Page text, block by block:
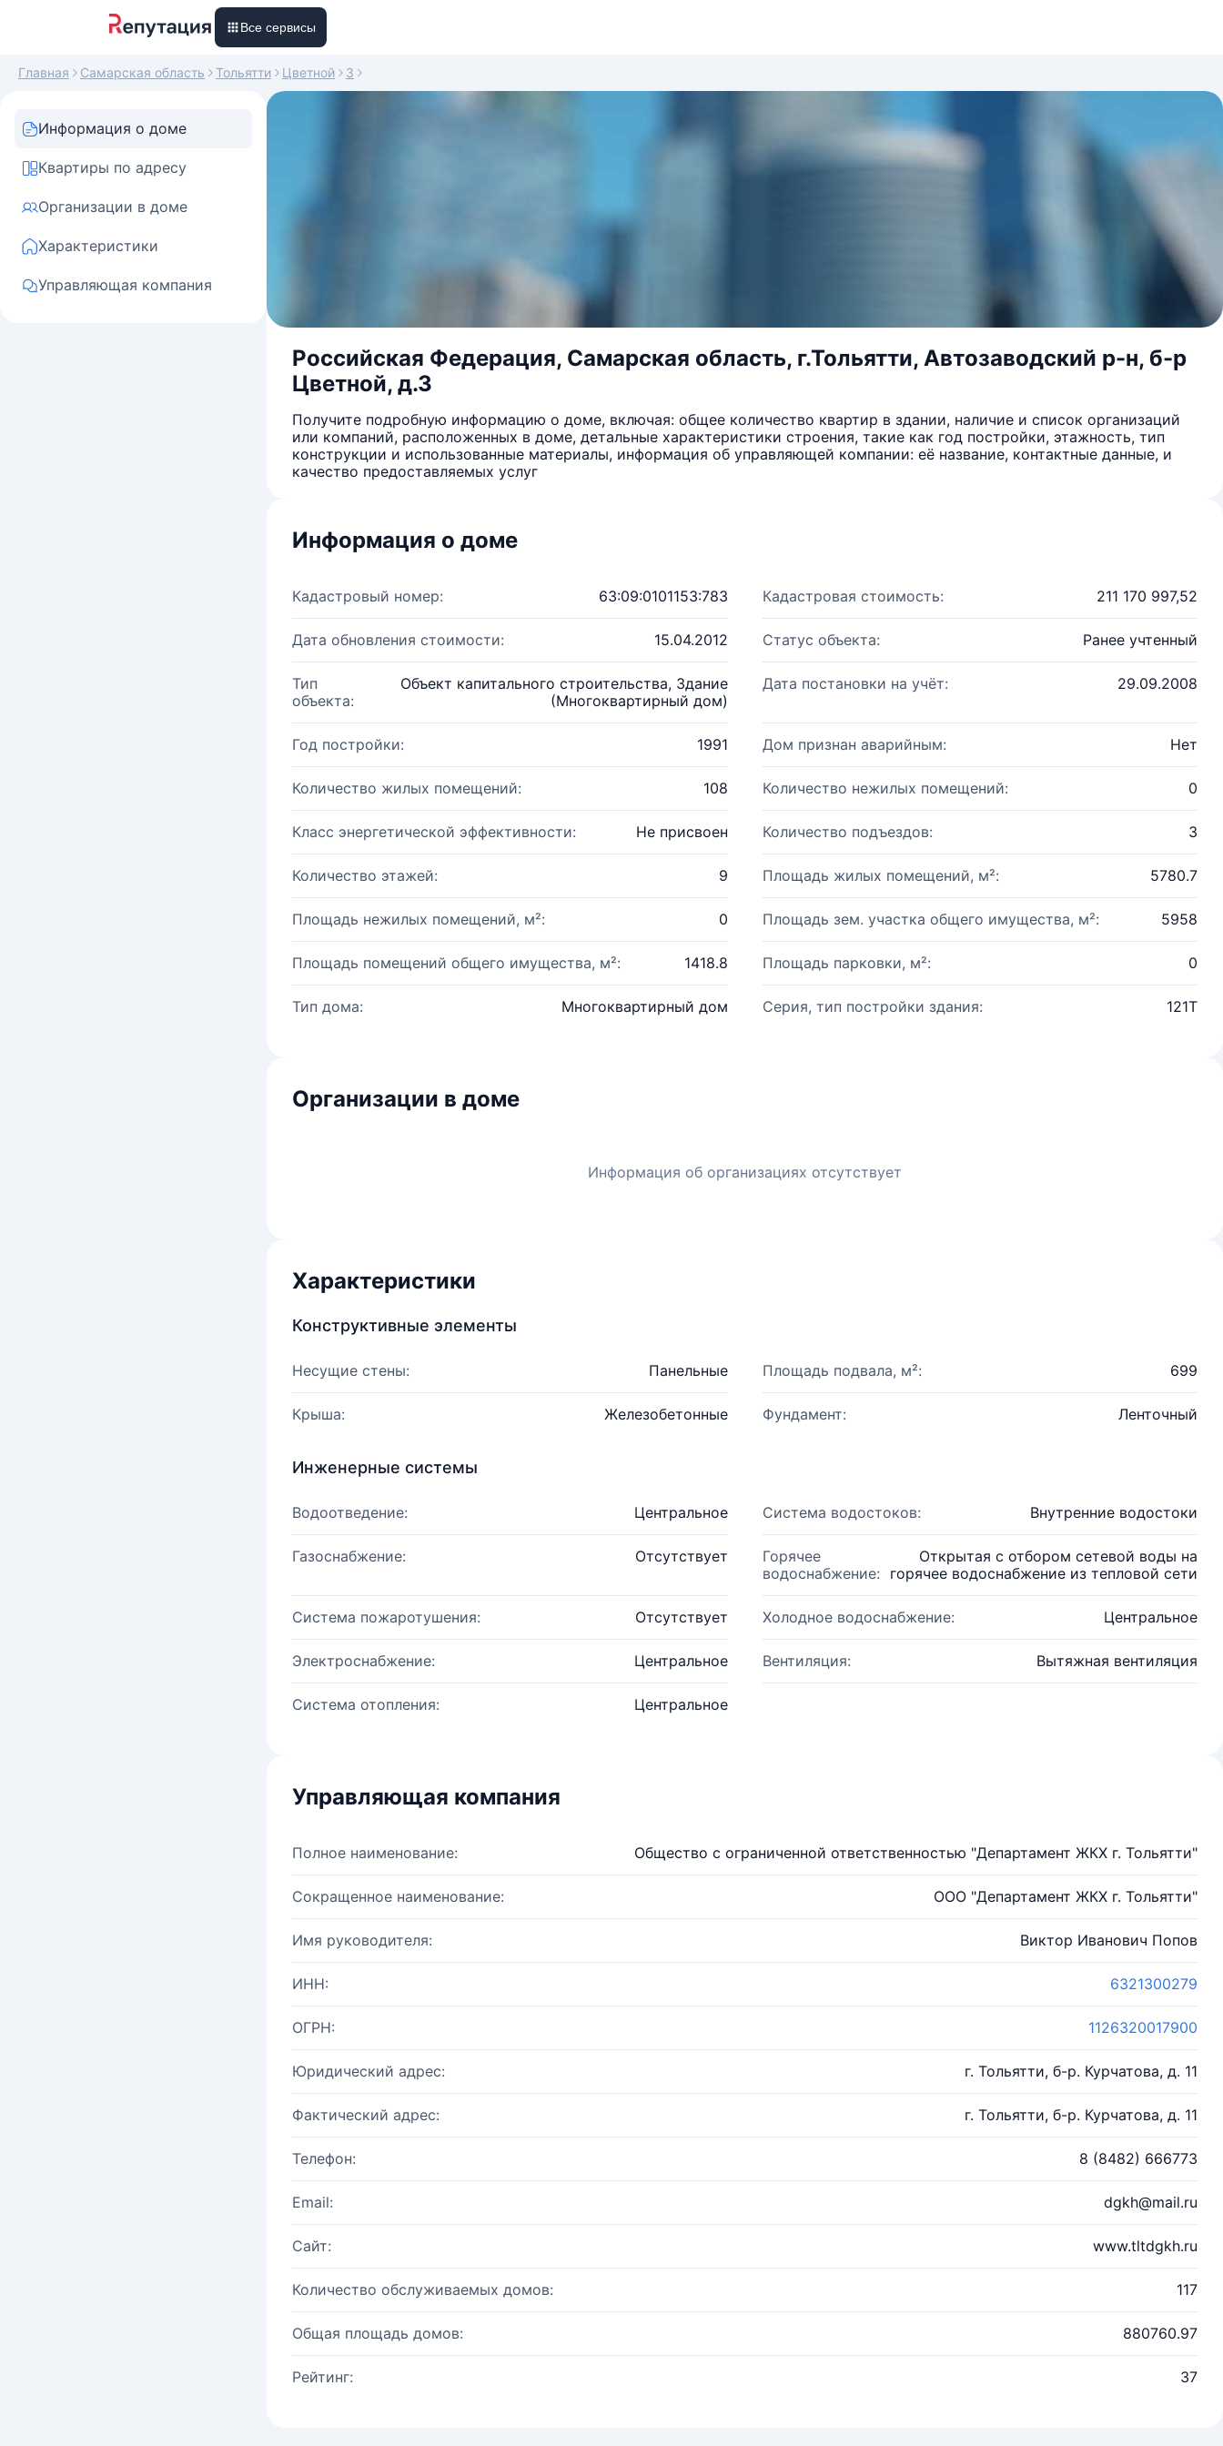
Все сервисы
Главная Самарская область Тольятти Цветной 3
Информация о доме
Квартиры по адресу
Организации в доме
Характеристики
Управляющая компания
Российская Федерация, Самарская область, г.Тольятти, Автозаводский р-н, б-р
Цветной, д.3
Получите подробную информацию о доме, включая: общее количество квартир в здании, наличие и список организаций
или компаний, расположенных в доме, детальные характеристики строения, такие как год постройки, этажность, тип
конструкции и использованные материалы, информация об управляющей компании: её название, контактные данные, и
качество предоставляемых услуг
Информация о доме
Кадастровый номер: 63:09:0101153:783 Кадастровая стоимость: 211 170 997,52
Дата обновления стоимости: 15.04.2012 Статус объекта: Ранее учтенный
Тип
объекта:
Объект капитального строительства, Здание
(Многоквартирный дом)
Дата постановки на учёт: 29.09.2008
Год постройки: 1991 Дом признан аварийным: Нет
Количество жилых помещений: 108 Количество нежилых помещений: 0
Класс энергетической эффективности: Не присвоен Количество подъездов: 3
Количество этажей: 9 Площадь жилых помещений, м²: 5780.7
Площадь нежилых помещений, м²: 0 Площадь зем. участка общего имущества, м²: 5958
Площадь помещений общего имущества, м²: 1418.8 Площадь парковки, м²: 0
Тип дома: Многоквартирный дом Серия, тип постройки здания: 121Т
Организации в доме
Информация об организациях отсутствует
Характеристики
Конструктивные элементы
Несущие стены: Панельные Площадь подвала, м²: 699
Крыша: Железобетонные Фундамент: Ленточный
Инженерные системы
Водоотведение: Центральное Система водостоков: Внутренние водостоки
Газоснабжение: Отсутствует
Горячее
водоснабжение:
Открытая с отбором сетевой воды на
горячее водоснабжение из тепловой сети
Система пожаротушения: Отсутствует Холодное водоснабжение: Центральное
Электроснабжение: Центральное Вентиляция: Вытяжная вентиляция
Система отопления: Центральное
Управляющая компания
Полное наименование: Общество с ограниченной ответственностью "Департамент ЖКХ г. Тольятти"
Сокращенное наименование: ООО "Департамент ЖКХ г. Тольятти"
Имя руководителя: Виктор Иванович Попов
ИНН: 6321300279
ОГРН: 1126320017900
Юридический адрес: г. Тольятти, б-р. Курчатова, д. 11
Фактический адрес: г. Тольятти, б-р. Курчатова, д. 11
Телефон: 8 (8482) 666773
Email: dgkh@mail.ru
Сайт: www.tltdgkh.ru
Количество обслуживаемых домов: 117
Общая площадь домов: 880760.97
Рейтинг: 37